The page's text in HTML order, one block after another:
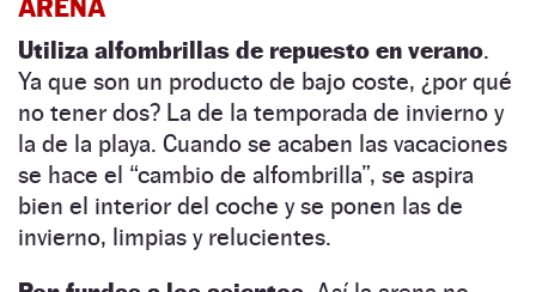
ARENA
Utiliza alfombrillas de repuesto en verano.
Ya que son un producto de bajo coste, ¿por qué
no tener dos? La de la temporada de invierno y
la de la playa. Cuando se acaben las vacaciones
se hace el “cambio de alfombrilla”, se aspira
bien el interior del coche y se ponen las de
invierno, limpias y relucientes.